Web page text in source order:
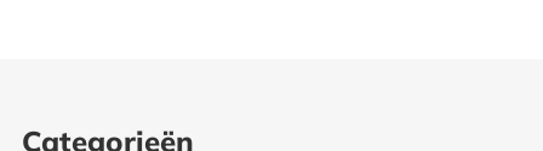
Categorieën